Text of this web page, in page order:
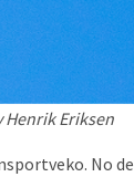
Henrik Eriksen
No